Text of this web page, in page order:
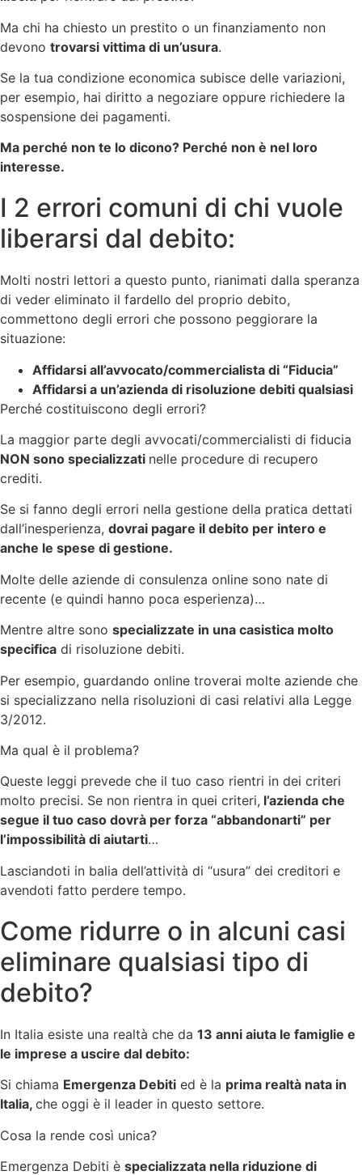
Ma chi ha chiesto un prestito o un finanziamento non
devono trovarsi vittima di un’usura.
Se la tua condizione economica subisce delle variazioni,
per esempio, hai diritto a negoziare oppure richiedere la
sospensione dei pagamenti.
Ma perché non te lo dicono? Perché non è nel loro
interesse.
I 2 errori comuni di chi vuole
liberarsi dal debito:
Molti nostri lettori a questo punto, rianimati dalla speranza
di veder eliminato il fardello del proprio debito,
commettono degli errori che possono peggiorare la
situazione:
Affidarsi all’avvocato/commercialista di “Fiducia”
Affidarsi a un’azienda di risoluzione debiti qualsiasi
Perché costituiscono degli errori?
La maggior parte degli avvocati/commercialisti di fiducia
NON sono specializzati nelle procedure di recupero
crediti.
Se si fanno degli errori nella gestione della pratica dettati
dall’inesperienza, dovrai pagare il debito per intero e
anche le spese di gestione.
Molte delle aziende di consulenza online sono nate di
recente (e quindi hanno poca esperienza)…
Mentre altre sono specializzate in una casistica molto
specifica di risoluzione debiti.
Per esempio, guardando online troverai molte aziende che
si specializzano nella risoluzioni di casi relativi alla Legge
3/2012.
Ma qual è il problema?
Queste leggi prevede che il tuo caso rientri in dei criteri
molto precisi. Se non rientra in quei criteri, l’azienda che
segue il tuo caso dovrà per forza “abbandonarti” per
l’impossibilità di aiutarti…
Lasciandoti in balia dell’attività di “usura” dei creditori e
avendoti fatto perdere tempo.
Come ridurre o in alcuni casi
eliminare qualsiasi tipo di
debito?
In Italia esiste una realtà che da 13 anni aiuta le famiglie e
le imprese a uscire dal debito:
Si chiama Emergenza Debiti ed è la prima realtà nata in
Italia, che oggi è il leader in questo settore.
Cosa la rende così unica?
Emergenza Debiti è specializzata nella riduzione di